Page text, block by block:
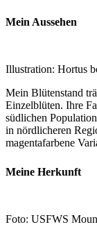
Mein Aussehen
Illustration: Hortus
Mein Blütenstand
Einzelblüten. Ihre
südlichen
in nördlicheren
magentafarbene
Meine Herkunft
Foto: USFWS